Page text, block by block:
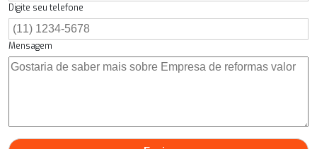
Digite seu telefone
Mensagem